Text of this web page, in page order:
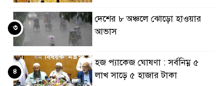
দেশের ৮ অঞ্চলে ঝোড়ো হাওয়ার
আভাস
৩
হজ প্যাকেজ ঘোষণা : সর্বনিম্ন ৫
লাখ সাড়ে ৫ হাজার টাকা
৪